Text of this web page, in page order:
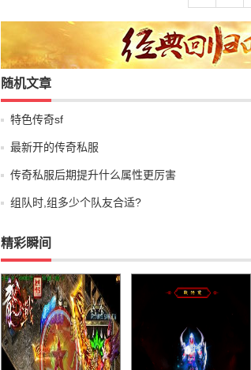
随机文章
特色传奇sf
最新开的传奇私服
传奇私服后期提升什么属性更厉害
组队时,组多少个队友合适?
精彩瞬间